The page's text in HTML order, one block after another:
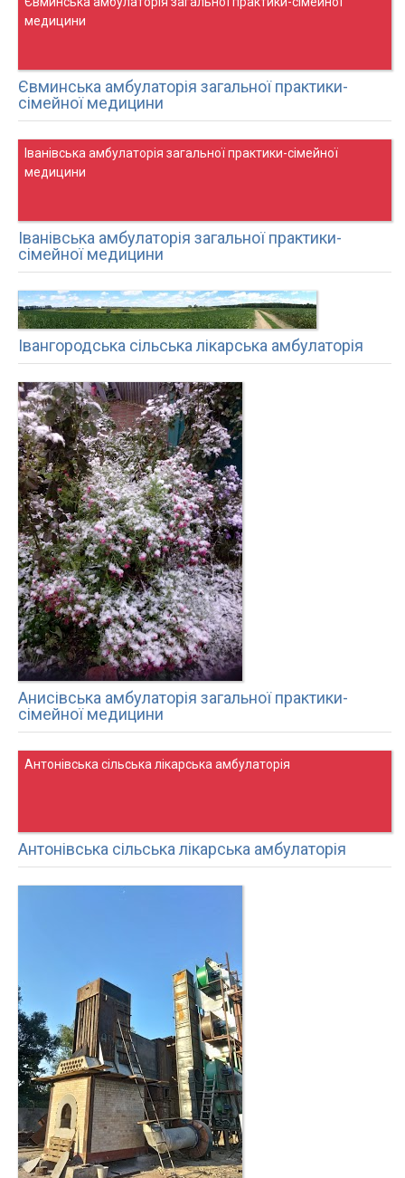
медицини
Євминська амбулаторія загальної практики-
сімейної медицини
Іванівська амбулаторія загальної практики-сімейної
медицини
Іванівська амбулаторія загальної практики-
сімейної медицини
Івангородська сільська лікарська амбулаторія
Анисівська амбулаторія загальної практики-
сімейної медицини
Антонівська сільська лікарська амбулаторія
Антонівська сільська лікарська амбулаторія